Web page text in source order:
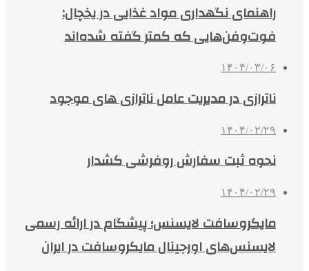
راهنمای نگهداری مواد غذایی در یخچال:
فوت‌وفن‌هایی که کمتر گفته شده‌اند
۱۴۰۴/۰۳/۰۶
ناترازی در مدیریت عامل ناترازی های موجود
۱۴۰۴/۰۲/۲۹
نحوه ثبت سفارش روفرشی کشدار
۱۴۰۴/۰۲/۲۹
مایکروسافت لایسنس؛ پیشگام در ارائه رسمی
لایسنس‌های اورجینال مایکروسافت در ایران